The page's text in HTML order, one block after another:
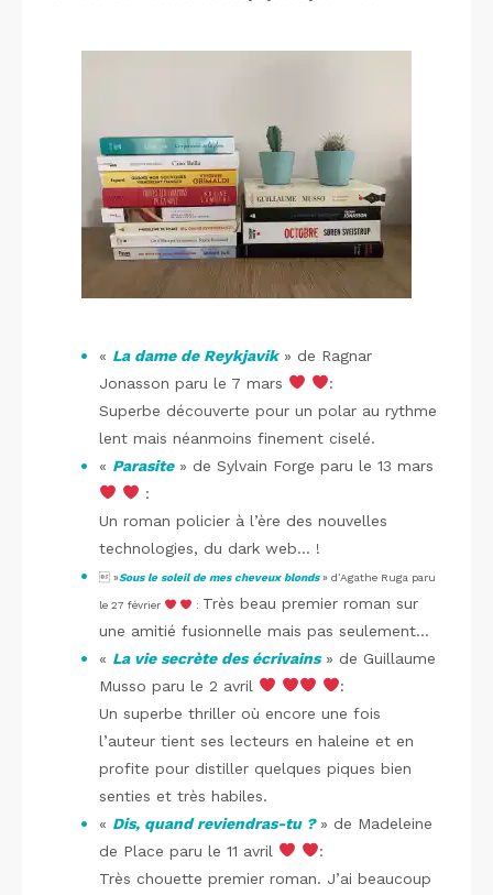
« La dame de Reykjavik» de Ragnar
Jonasson paru le 7 mars
:
Superbe découverte pour un polar au rythme
lent mais néanmoins finement ciselé.
« Parasite» de Sylvain Forge paru le 13 mars
:
Un roman policier à l’ère des nouvelles
technologies, du dark web… !
 »Sous le soleil de mes cheveux blonds» d’Agathe Ruga paru
le 27 février : Très beau premier roman sur
une amitié fusionnelle mais pas seulement…
« La vie secrète des écrivains» de Guillaume
Musso paru le 2 avril
:
Un superbe thriller où encore une fois
l’auteur tient ses lecteurs en haleine et en
profite pour distiller quelques piques bien
senties et très habiles.
« Dis, quand reviendras-tu ?» de Madeleine
de Place paru le 11 avril
:
Très chouette premier roman. J’ai beaucoup